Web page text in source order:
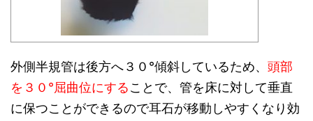
外側半規管は後方へ３０°傾斜しているため、 頭部
を３０°屈曲位にすることで、管を床に対して垂直
に保つことができるので耳石が移動しやすくなり効